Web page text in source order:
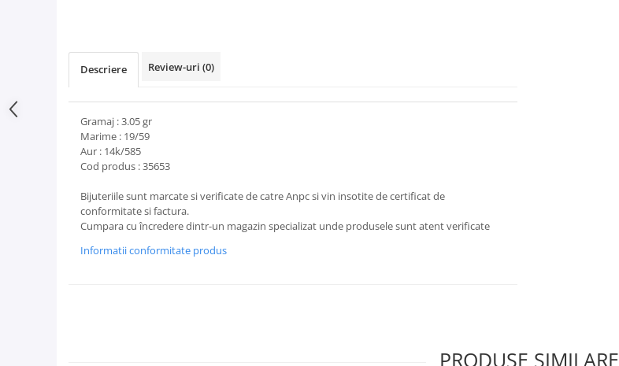
Descriere Review-uri (0)
Gramaj : 3.05 gr
Marime : 19/59
Aur : 14k/585
Cod produs : 35653
Bijuteriile sunt marcate si verificate de catre Anpc si vin insotite de certificat de
conformitate si factura.
Cumpara cu încredere dintr-un magazin specializat unde produsele sunt atent verificate
Informatii conformitate produs
PRODUSE SIMILARE